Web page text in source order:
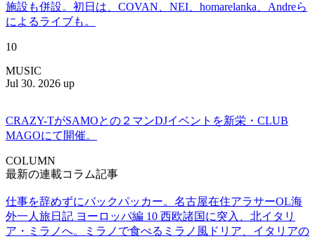
施設も併設。初日は、COVAN、NEI、homarelanka、Andreら
によるライブも。
10
MUSIC
Jul 30. 2026 up
CRAZY-TがSAMOとの２マンDJイベントを新栄・CLUB
MAGOにて開催。
COLUMN
最新の連載コラム記事
仕事を辞めずにバックパッカー。名古屋在住アラサーOL海
外一人旅日記 ヨーロッパ編 10 西欧諸国に突入、北イタリ
ア・ミラノへ。ミラノで食べるミラノ風ドリア、イタリアの